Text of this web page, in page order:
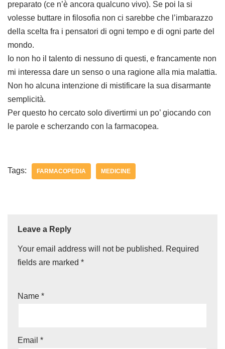
preparato (ce n’è ancora qualcuno vivo). Se poi la si
volesse buttare in filosofia non ci sarebbe che l’imbarazzo
della scelta fra i pensatori di ogni tempo e di ogni parte del
mondo.
Io non ho il talento di nessuno di questi, e francamente non
mi interessa dare un senso o una ragione alla mia malattia.
Non ho alcuna intenzione di mistificare la sua disarmante
semplicità.
Per questo ho cercato solo divertirmi un po’ giocando con
le parole e scherzando con la farmacopea.
Tags: FARMACOPEDIA MEDICINE
Leave a Reply
Your email address will not be published. Required
fields are marked *
Name *
Email *